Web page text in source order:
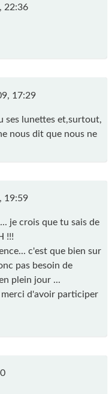
22:36
17:29
ses lunettes et,surtout,
nous dit que nous ne
19:59
je crois que tu sais de
!!!
c'est que bien sur
pas besoin de
plein jour ...
d'avoir participer